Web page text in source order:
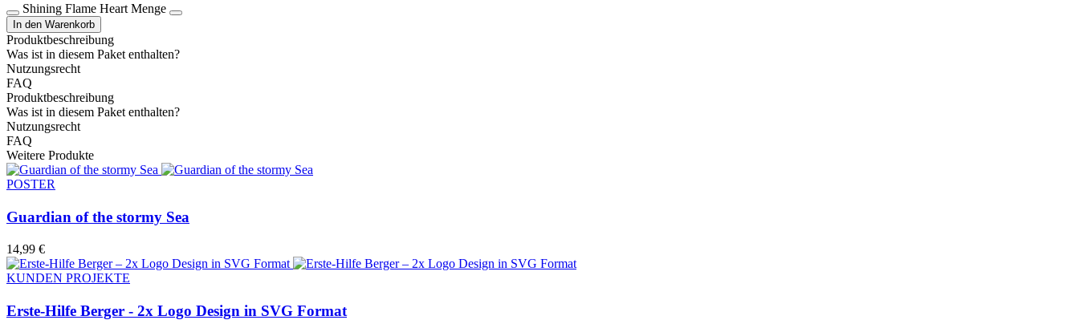
Shining Flame Heart Menge
In den Warenkorb
Produktbeschreibung
Was ist in diesem Paket enthalten?
Nutzungsrecht
FAQ
Produktbeschreibung
Was ist in diesem Paket enthalten?
Nutzungsrecht
FAQ
Weitere Produkte
POSTER
Guardian of the stormy Sea
14,99 €
KUNDEN PROJEKTE
Erste-Hilfe Berger - 2x Logo Design in SVG Format